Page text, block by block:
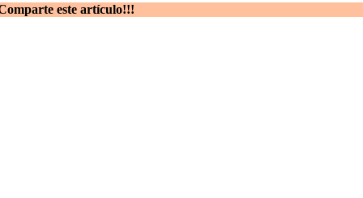
este artículo!!!